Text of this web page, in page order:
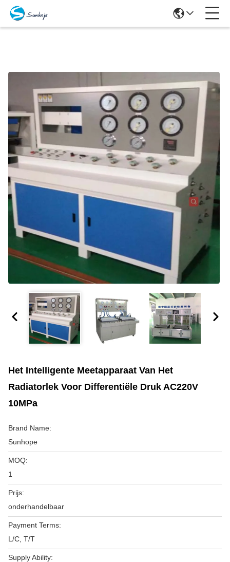
Het Intelligente Meetapparaat Van Het
Radiatorlek Voor Differentiële Druk AC220V
10MPa
Brand Name:
Sunhope
MOQ:
1
Prijs:
onderhandelbaar
Payment Terms:
L/C, T/T
Supply Ability: